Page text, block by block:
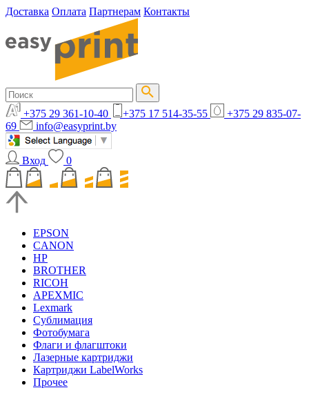
Доставка Оплата Партнерам Контакты
+375 29 361-10-40 +375 17 514-35-55
+375 29 835-07-
69
info@easyprint.by
Вход 0
EPSON
CANON
HP
BROTHER
RICOH
APEXMIC
Lexmark
Сублимация
Фотобумага
Флаги и флагштоки
Лазерные картриджи
Картриджи LabelWorks
Прочее